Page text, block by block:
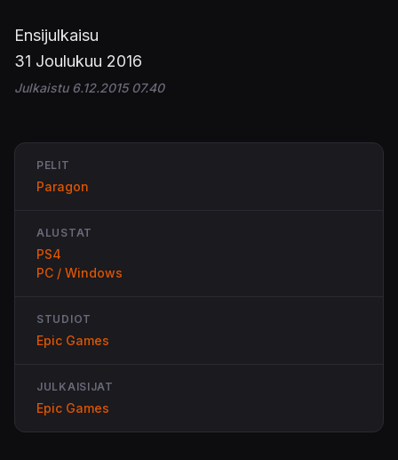
Ensijulkaisu
31 Joulukuu 2016
Julkaistu 6.12.2015 07.40
PELIT
Paragon
ALUSTAT
PS4
PC / Windows
STUDIOT
Epic Games
JULKAISIJAT
Epic Games